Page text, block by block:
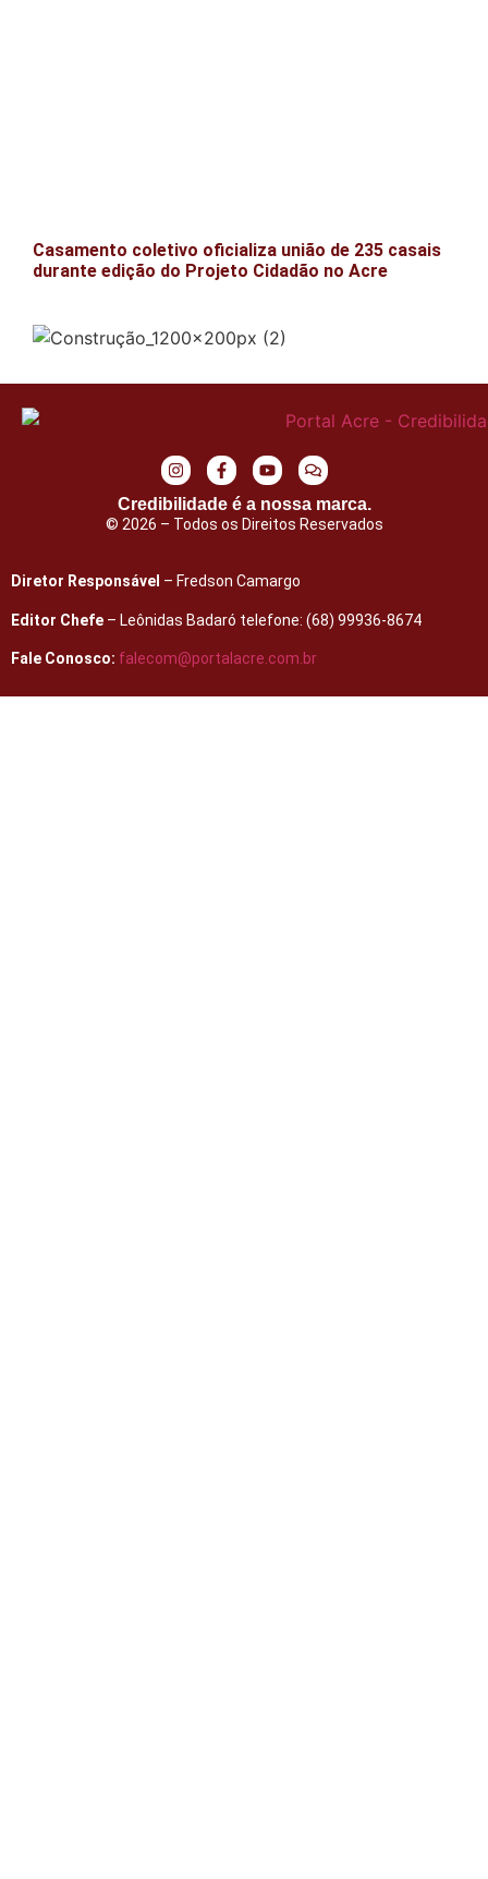
Casamento coletivo oficializa união de 235 casais
durante edição do Projeto Cidadão no Acre
Credibilidade é a nossa marca.
© 2026 – Todos os Direitos Reservados
Diretor Responsável – Fredson Camargo
Editor Chefe – Leônidas Badaró telefone: (68) 99936-8674
Fale Conosco: falecom@portalacre.com.br